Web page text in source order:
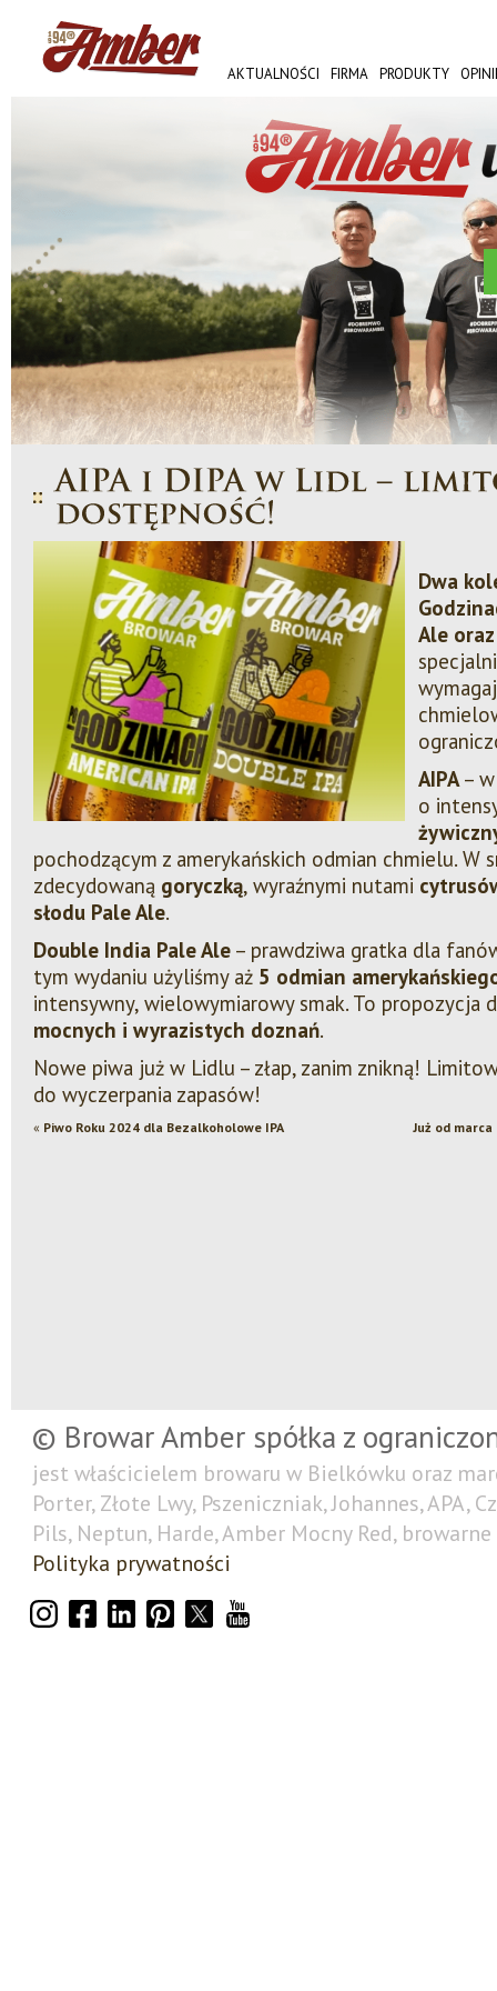
AKTUALNOŚCI FIRMA PRODUKTY
AMBER FEST
Dwa
Ale
AIPA– w
o
pochodzącym z amerykańskich odmian chmielu. W
zdecydowaną goryczką, wyraźnymi nutami
słodu Pale Ale.
Double India Pale Ale – prawdziwa gratka dla
tym wydaniu użyliśmy aż 5 odmian
intensywny, wielowymiarowy smak. To propozycja
mocnych i wyrazistych doznań.
Nowe piwa już w Lidlu – złap, zanim znikną!
do wyczerpania zapasów!
Już od
« Piwo Roku 2024 dla Bezalkoholowe IPA
© Browar Amber spółka z
jest właścicielem browaru w Bielkówku oraz
Porter, Złote Lwy, Pszeniczniak, Johannes, APA,
Pils, Neptun, Harde, Amber Mocny Red,
Polityka prywatności